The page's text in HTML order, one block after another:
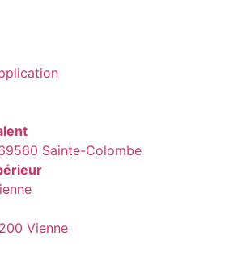
Sainte-Colombe
Vienne